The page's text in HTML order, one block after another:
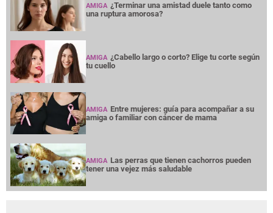
AMIGA ¿Terminar una amistad duele tanto como
una ruptura amorosa?
AMIGA ¿Cabello largo o corto? Elige tu corte según
tu cuello
AMIGA Entre mujeres: guía para acompañar a su
amiga o familiar con cáncer de mama
AMIGA Las perras que tienen cachorros pueden
tener una vejez más saludable